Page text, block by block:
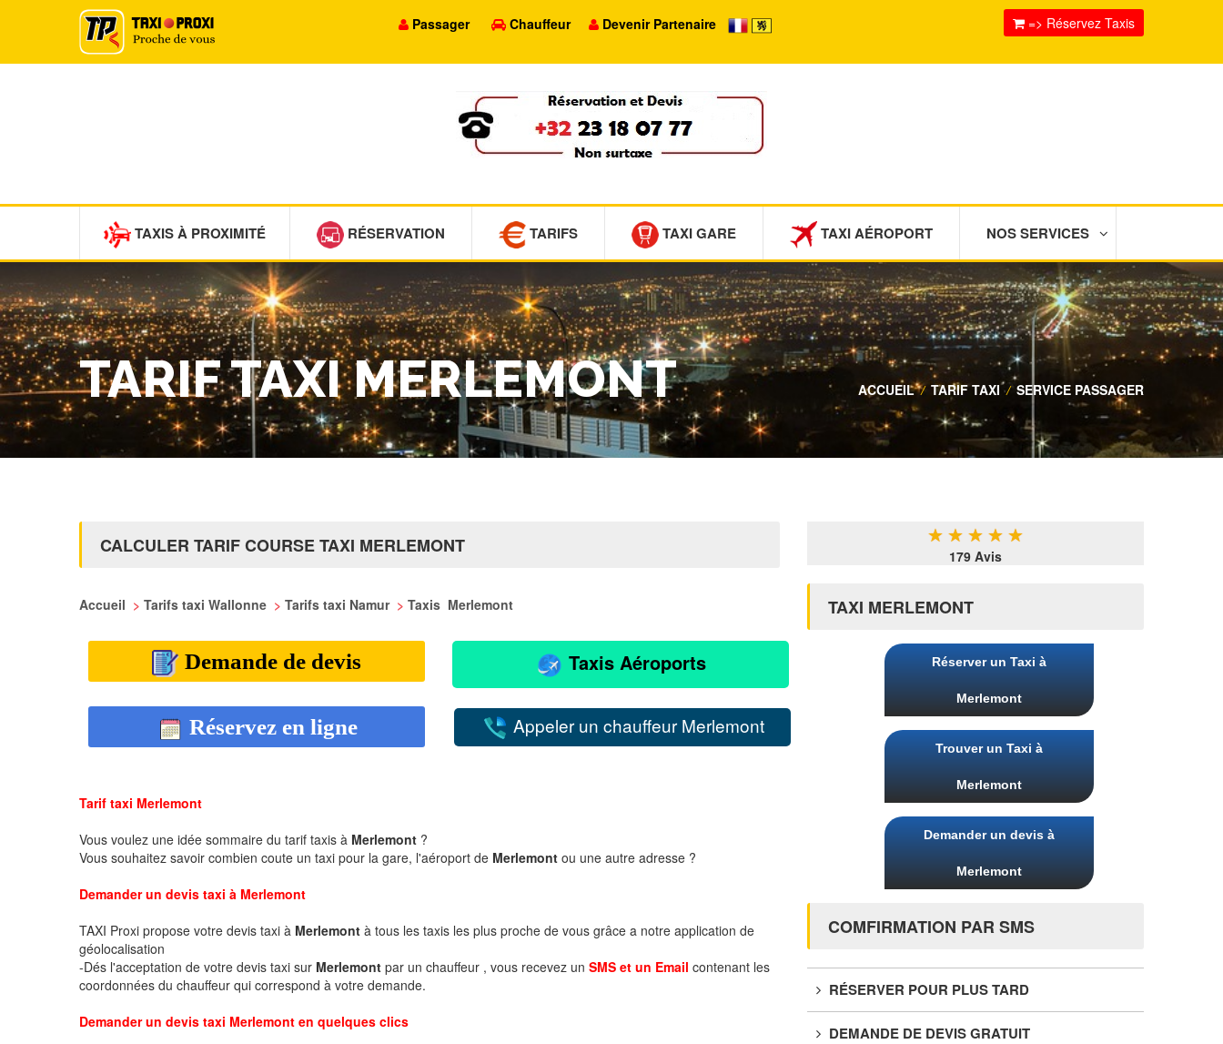
Passager Chauffeur Devenir Partenaire => Réservez Taxis
TAXIS À PROXIMITÉ RÉSERVATION TARIFS TAXI GARE TAXI AÉROPORT NOS SERVICES
TARIF TAXI MERLEMONT ACCUEIL / TARIF TAXI / SERVICE PASSAGER
CALCULER TARIF COURSE TAXI MERLEMONT
Accueil > Tarifs taxi Wallonne > Tarifs taxi Namur > Taxis Merlemont
Demande de devis Taxis Aéroports
Réservez en ligne Appeler un chauffeur Merlemont
Tarif taxi Merlemont
Vous voulez une idée sommaire du tarif taxis à Merlemont ?
Vous souhaitez savoir combien coute un taxi pour la gare, l'aéroport de Merlemont ou une autre adresse ?
Demander un devis taxi à Merlemont
TAXI Proxi propose votre devis taxi à Merlemont à tous les taxis les plus proche de vous grâce a notre application de
géolocalisation
-Dés l'acceptation de votre devis taxi sur Merlemont par un chauffeur , vous recevez un SMS et un Email contenant les
coordonnées du chauffeur qui correspond à votre demande.
Demander un devis taxi Merlemont en quelques clics
★ ★ ★ ★ ★
179 Avis
TAXI MERLEMONT
Réserver un Taxi à
Merlemont
Trouver un Taxi à
Merlemont
Demander un devis à
Merlemont
COMFIRMATION PAR SMS
RÉSERVER POUR PLUS TARD
DEMANDE DE DEVIS GRATUIT